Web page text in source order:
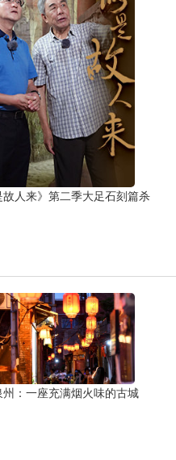
故人来》第二季大足石刻篇杀
州：一座充满烟火味的古城